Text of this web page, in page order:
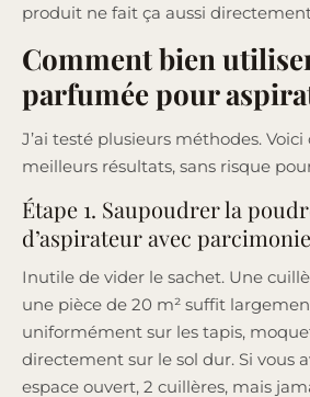
produit ne fait ça aussi
Comment bien
parfumée pour
J’ai testé plusieurs méthodes.
meilleurs résultats, sans risque
Étape 1. Saupoudrer la
d’aspirateur avec parcimonie
Inutile de vider le sachet. Une
une pièce de 20 m² suffit
uniformément sur les tapis,
directement sur le sol dur. Si vous
espace ouvert, 2 cuillères, mais